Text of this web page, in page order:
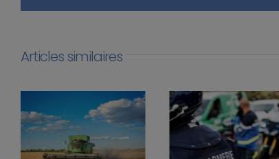
Articles similaires